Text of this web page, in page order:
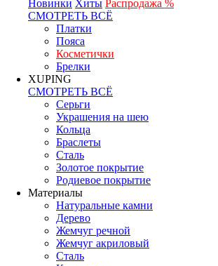
Новинки Хиты Распродажа %
СМОТРЕТЬ ВСЁ
Платки
Пояса
Косметички
Брелки
XUPING
СМОТРЕТЬ ВСЁ
Серьги
Украшения на шею
Кольца
Браслеты
Сталь
Золотое покрытие
Родиевое покрытие
Материалы
Натуральные камни
Дерево
Жемчуг речной
Жемчуг акриловый
Сталь